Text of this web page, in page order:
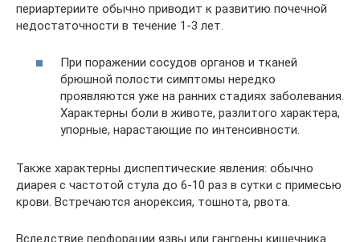
периартериите обычно приводит к развитию почечной
недостаточности в течение 1-3 лет.
При поражении сосудов органов и тканей
брюшной полости симптомы нередко
проявляются уже на ранних стадиях заболевания.
Характерны боли в животе, разлитого характера,
упорные, нарастающие по интенсивности.
Также характерны диспептические явления: обычно
диарея с частотой стула до 6-10 раз в сутки с примесью
крови. Встречаются анорексия, тошнота, рвота.
Вследствие перфорации язвы или гангрены кишечника